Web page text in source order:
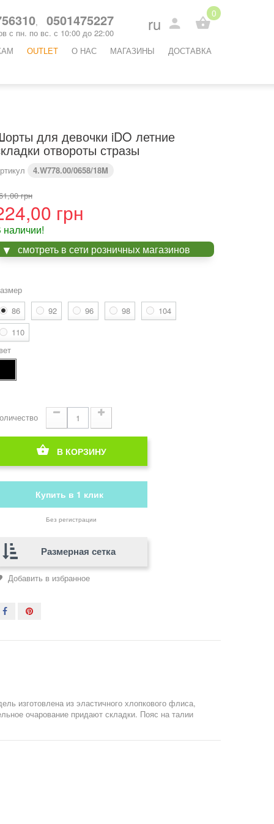
, 0501475227
с пн. по вс. с 10:00 до 22:00
0
ru
OUTLET O НАС МАГАЗИНЫ ДОСТАВКА
для девочки iDO летние
отвороты стразы
4.W778.00/0658/18M
грн
грн
наличии!
смотреть в сети розничных магазинов
86
92 96 98
104
110
В КОРЗИНУ
Купить в 1 клик
Без регистрации
Размерная сетка
Добавить в избранное
изготовлена из эластичного хлопкового флиса,
очарование придают складки. Пояс на талии